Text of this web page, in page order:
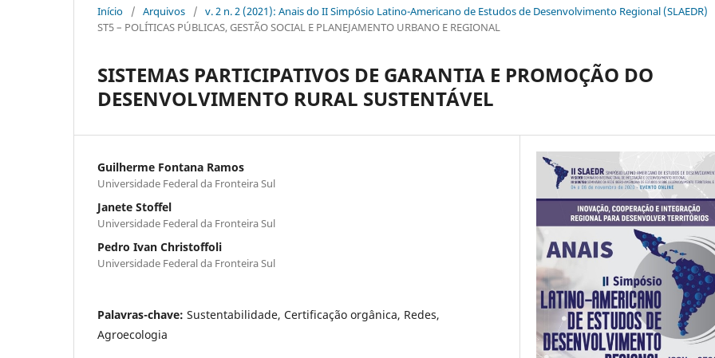
Início / Arquivos / v. 2 n. 2 (2021): Anais do II Simpósio Latino-Americano de Estudos de Desenvolvimento Regional (SLAEDR)
ST5 – POLÍTICAS PÚBLICAS, GESTÃO SOCIAL E PLANEJAMENTO URBANO E REGIONAL
SISTEMAS PARTICIPATIVOS DE GARANTIA E PROMOÇÃO DO
DESENVOLVIMENTO RURAL SUSTENTÁVEL
Guilherme Fontana Ramos
Universidade Federal da Fronteira Sul
Janete Stoffel
Universidade Federal da Fronteira Sul
Pedro Ivan Christoffoli
Universidade Federal da Fronteira Sul
Palavras-chave: Sustentabilidade, Certificação orgânica, Redes,
Agroecologia